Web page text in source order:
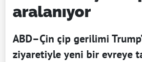
aralanıyor
ABD–Çin çip gerilimi
ziyaretiyle yeni bir evreye